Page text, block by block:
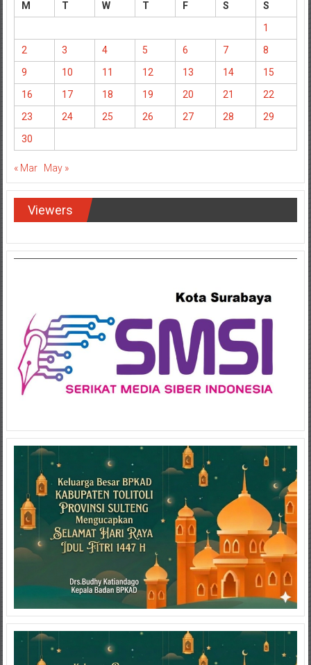
M T W T F S
S
1
2
3 4 5 6 7
8
9
10 11 12 13 14
15
16
17 18 19 20 21
22
23
24 25 26 27 28
29
30
« Mar May »
Viewers